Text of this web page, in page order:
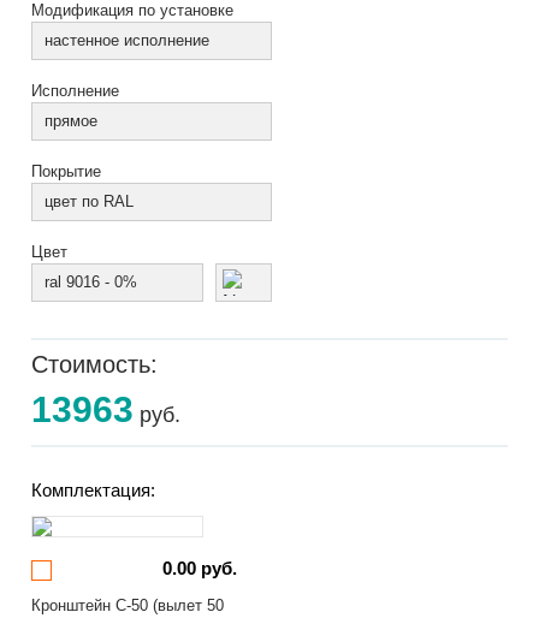
Модификация по установке
настенное исполнение
Исполнение
прямое
Покрытие
цвет по RAL
Цвет
ral 9016 - 0%
Стоимость:
13963 руб.
Комплектация:
0.00 руб.
Кронштейн С-50 (вылет 50